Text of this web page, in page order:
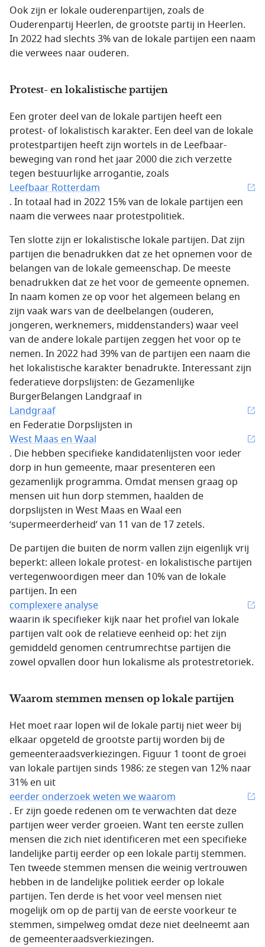
Ook zijn er lokale ouderenpartijen, zoals de
Ouderenpartij Heerlen, de grootste partij in Heerlen.
In 2022 had slechts 3% van de lokale partijen een naam
die verwees naar ouderen.
Protest- en lokalistische partijen
Een groter deel van de lokale partijen heeft een
protest- of lokalistisch karakter. Een deel van de lokale
protestpartijen heeft zijn wortels in de Leefbaar-
beweging van rond het jaar 2000 die zich verzette
tegen bestuurlijke arrogantie, zoals
Leefbaar Rotterdam
. In totaal had in 2022 15% van de lokale partijen een
naam die verwees naar protestpolitiek.
Ten slotte zijn er lokalistische lokale partijen. Dat zijn
partijen die benadrukken dat ze het opnemen voor de
belangen van de lokale gemeenschap. De meeste
benadrukken dat ze het voor de gemeente opnemen.
In naam komen ze op voor het algemeen belang en
zijn vaak wars van de deelbelangen (ouderen,
jongeren, werknemers, middenstanders) waar veel
van de andere lokale partijen zeggen het voor op te
nemen. In 2022 had 39% van de partijen een naam die
het lokalistische karakter benadrukte. Interessant zijn
federatieve dorpslijsten: de Gezamenlijke
BurgerBelangen Landgraaf in
Landgraaf
en Federatie Dorpslijsten in
West Maas en Waal
. Die hebben specifieke kandidatenlijsten voor ieder
dorp in hun gemeente, maar presenteren een
gezamenlijk programma. Omdat mensen graag op
mensen uit hun dorp stemmen, haalden de
dorpslijsten in West Maas en Waal een
‘supermeerderheid’ van 11 van de 17 zetels.
De partijen die buiten de norm vallen zijn eigenlijk vrij
beperkt: alleen lokale protest- en lokalistische partijen
vertegenwoordigen meer dan 10% van de lokale
partijen. In een
complexere analyse
waarin ik specifieker kijk naar het profiel van lokale
partijen valt ook de relatieve eenheid op: het zijn
gemiddeld genomen centrumrechtse partijen die
zowel opvallen door hun lokalisme als protestretoriek.
Waarom stemmen mensen op lokale partijen
Het moet raar lopen wil de lokale partij niet weer bij
elkaar opgeteld de grootste partij worden bij de
gemeenteraadsverkiezingen. Figuur 1 toont de groei
van lokale partijen sinds 1986: ze stegen van 12% naar
31% en uit
eerder onderzoek weten we waarom
. Er zijn goede redenen om te verwachten dat deze
partijen weer verder groeien. Want ten eerste zullen
mensen die zich niet identificeren met een specifieke
landelijke partij eerder op een lokale partij stemmen.
Ten tweede stemmen mensen die weinig vertrouwen
hebben in de landelijke politiek eerder op lokale
partijen. Ten derde is het voor veel mensen niet
mogelijk om op de partij van de eerste voorkeur te
stemmen, simpelweg omdat deze niet deelneemt aan
de gemeenteraadsverkiezingen.